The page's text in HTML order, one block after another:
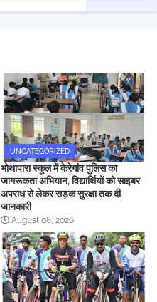
UNCATEGORIZED
भोथापारा स्कूल में केरेगांव पुलिस का
जागरूकता अभियान, विद्यार्थियों को साइबर
अपराध से लेकर सड़क सुरक्षा तक दी
जानकारी
August 08, 2026